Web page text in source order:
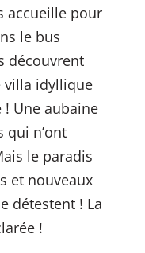
accueille pour
le bus
découvrent
villa idyllique
Une aubaine
qui n’ont
le paradis
et nouveaux
détestent ! La
!